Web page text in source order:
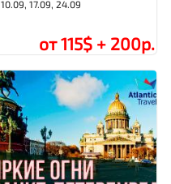
10.09, 17.09, 24.09
от 115$ + 200р.